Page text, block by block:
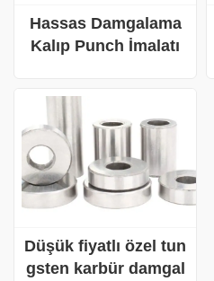
Hassas Damgalama
Kalıp Punch İmalatı
Düşük fiyatlı özel tun
gsten karbür damgal